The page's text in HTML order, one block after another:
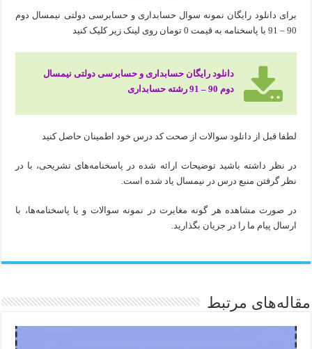
برای دانلود رایگان نمونه سوال حسابداری و حسابرسی دولتی نیمسال دوم
90 – 91 با پاسخنامه به قیمت 0 تومان روی لینک زیر کلیک کنید
دانلود رایگان حسابداری و حسابرسی دولتی نیمسال
دوم 90 – 91 رشته حسابداری
لطفا قبل از دانلود سوالات از صحت کد درس خود اطمینان حاصل کنید
در نظر داشته باشید توضیحات ارائه شده در پاسخنامه‌های تشریحی، با در
نظر گرفتن منبع درس در نیمسال یاد شده است.
در صورت مشاهده هر گونه مغایرت در نمونه سوالات و یا پاسخنامه‌ها، با
ارسال پیام ما را در جریان بگذارید.
مقاله‌های مرتبط